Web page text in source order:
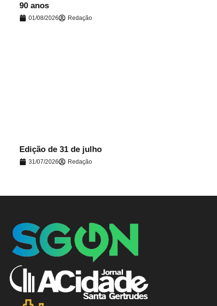
90 anos
01/08/2026 Redação
Edição de 31 de julho
31/07/2026 Redação